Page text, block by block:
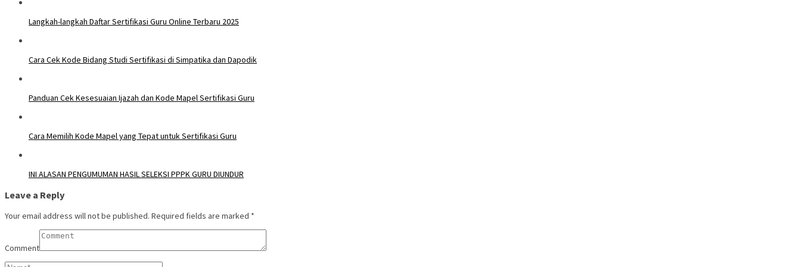
Langkah-langkah Daftar Sertifikasi Guru Online Terbaru 2025
Cara Cek Kode Bidang Studi Sertifikasi di Simpatika dan Dapodik
Panduan Cek Kesesuaian Ijazah dan Kode Mapel Sertifikasi Guru
Cara Memilih Kode Mapel yang Tepat untuk Sertifikasi Guru
INI ALASAN PENGUMUMAN HASIL SELEKSI PPPK GURU DIUNDUR
Leave a Reply
Your email address will not be published. Required fields are marked *
Comment